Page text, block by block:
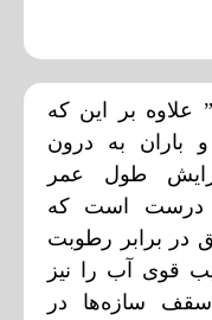
علاوه بر این که
باران به درون
طول عمر
درست است که
در برابر رطوبت
قوی آب را نیز
سقف سازه‌ها در